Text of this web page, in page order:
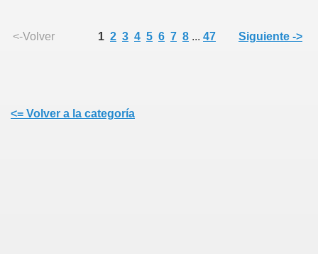
<-Volver 1 2 3 4 5 6 7 8 ... 47 Siguiente ->
<= Volver a la categoría